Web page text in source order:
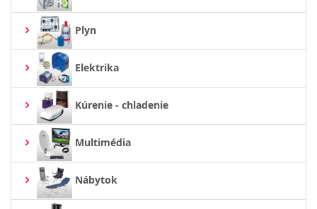
Plyn
Elektrika
Kúrenie - chladenie
Multimédia
Nábytok